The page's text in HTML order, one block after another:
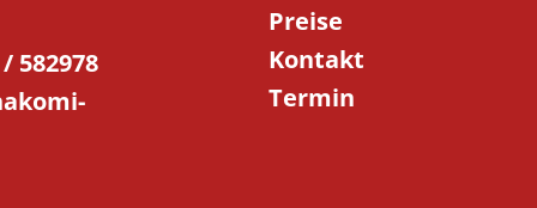
582978
Preise
Kontakt
Termin